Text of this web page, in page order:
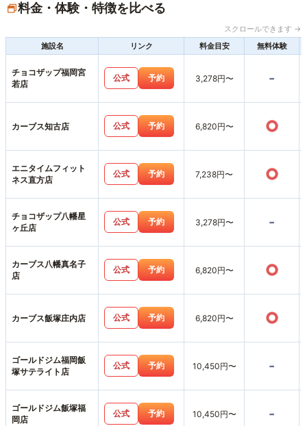
料金・体験・特徴を比べる
スクロールできます →
施設名
リンク 料金目安 無料体験
チョコザップ福岡宮
若店
公式 予約 3,278円〜 -
カーブス知古店 公式 予約 6,820円〜 ○
エニタイムフィット
ネス直方店
公式 予約 7,238円〜 ○
チョコザップ八幡星
ヶ丘店
公式 予約 3,278円〜 -
カーブス八幡真名子
店
公式 予約 6,820円〜 ○
カーブス飯塚庄内店 公式 予約 6,820円〜 ○
ゴールドジム福岡飯
塚サテライト店
公式 予約 10,450円〜 -
ゴールドジム飯塚福
岡店
公式 予約 10,450円〜 -